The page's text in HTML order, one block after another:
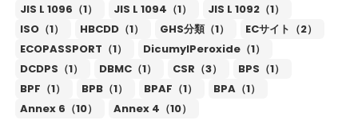
JIS L 1096（1）
JIS L 1094（1）
JIS L 1092（1）
ISO（1）
HBCDD（1） GHS分類（1）
ECサイト（2）
ECOPASSPORT（1）
DicumylPeroxide（1）
DCDPS（1）
DBMC（1） CSR（3）
BPS（1）
BPF（1）
BPB（1） BPAF（1）
BPA（1）
Annex 6（10）
Annex 4（10）